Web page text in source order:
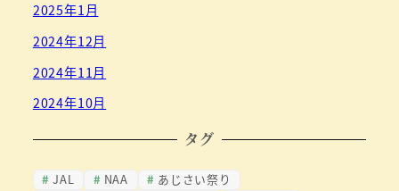
2025年1月
2024年12月
2024年11月
2024年10月
タグ
JAL NAA
あじさい祭り